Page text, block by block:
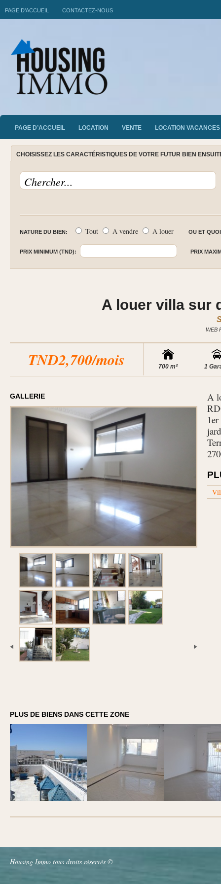
PAGE D’ACCUEIL CONTACTEZ-NOUS
PAGE D’ACCUEIL LOCATION VENTE LOCATION VACANCES
CHOISISSEZ LES CARACTÉRISTIQUES DE VOTRE FUTUR BIEN
NATURE DU BIEN: Tout A vendre A louer OU ET
PRIX MINIMUM (TND): PRIX
A louer villa sur
WEB
TND2,700/mois 700 m² 1
GALLERIE
A
PLUS DE BIENS DANS CETTE ZONE
Housing Immo tous droits réservés ©